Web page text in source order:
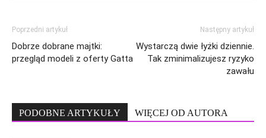
Poprzedni artykuł
Dobrze dobrane majtki:
przegląd modeli z oferty Gatta
Następny artykuł
Wystarczą dwie łyżki dziennie.
Tak zminimalizujesz ryzyko
zawału
PODOBNE ARTYKUŁY WIĘCEJ OD AUTORA